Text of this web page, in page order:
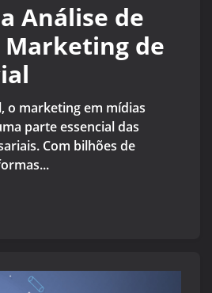
Análise de
Marketing de
o marketing em mídias
parte essencial das
Com bilhões de